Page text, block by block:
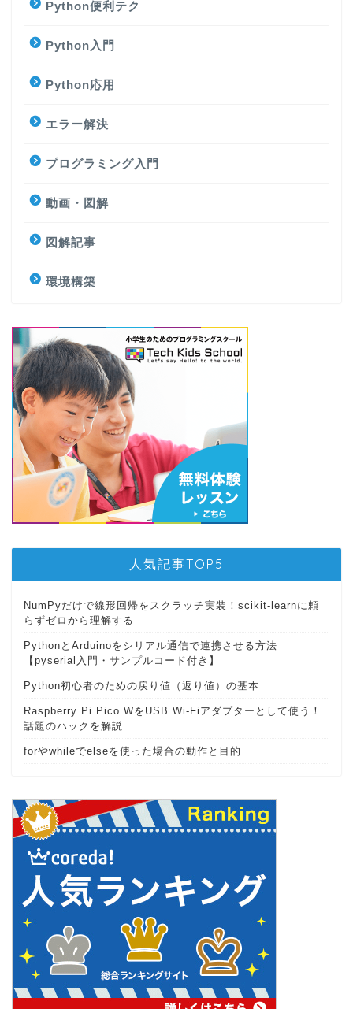
Python便利テク
Python入門
Python応用
エラー解決
プログラミング入門
動画・図解
図解記事
環境構築
人気記事TOP5
NumPyだけで線形回帰をスクラッチ実装！scikit-learnに頼
らずゼロから理解する
PythonとArduinoをシリアル通信で連携させる方法
【pyserial入門・サンプルコード付き】
Python初心者のための戻り値（返り値）の基本
Raspberry Pi Pico WをUSB Wi-Fiアダプターとして使う！
話題のハックを解説
forやwhileでelseを使った場合の動作と目的